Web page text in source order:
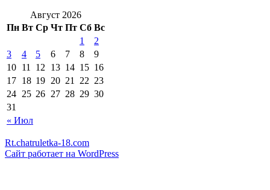
Август 2026
Пн Вт Ср Чт Пт Сб Вс
« Июл
1
2
3
4 5 6 7 8
9
10 11 12 13 14 15 16
17 18 19 20 21 22 23
24 25 26 27 28 29 30
31
Rt.chatruletka-18.com
Сайт работает на WordPress